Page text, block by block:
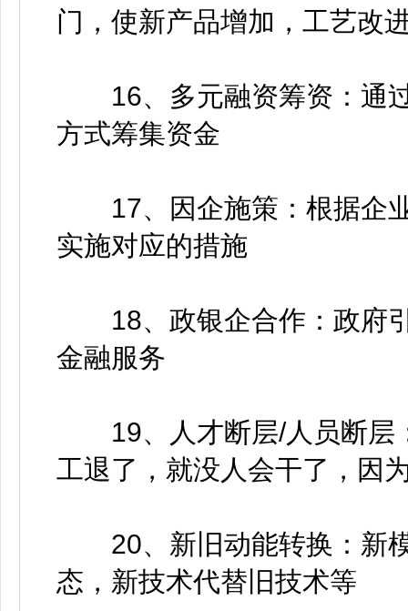
门，使新产品增加，工艺改
16、多元融资筹资：通过
方式筹集资金
17、因企施策：根据企业
实施对应的措施
18、政银企合作：政府引
金融服务
19、人才断层/人员断层
工退了，就没人会干了，因
20、新旧动能转换：新模
态，新技术代替旧技术等